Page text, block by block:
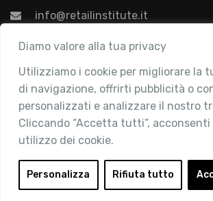
Diamo valore alla tua privacy
Utilizziamo i cookie per migliorare la
di navigazione, offrirti pubblicità o
personalizzati e analizzare il nostro
Cliccando “Accetta tutti”,
utilizzo dei cookie.
Personalizza Rifiuta tutto
info@retailinstitute.it
Associazione
Chi siamo
Attività
Contatti
Area Riservata
Login
Diventa Socio